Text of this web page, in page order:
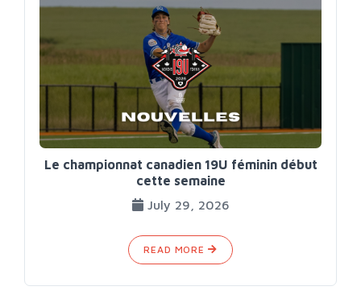
Le championnat canadien 19U féminin début
cette semaine
July 29, 2026
READ MORE